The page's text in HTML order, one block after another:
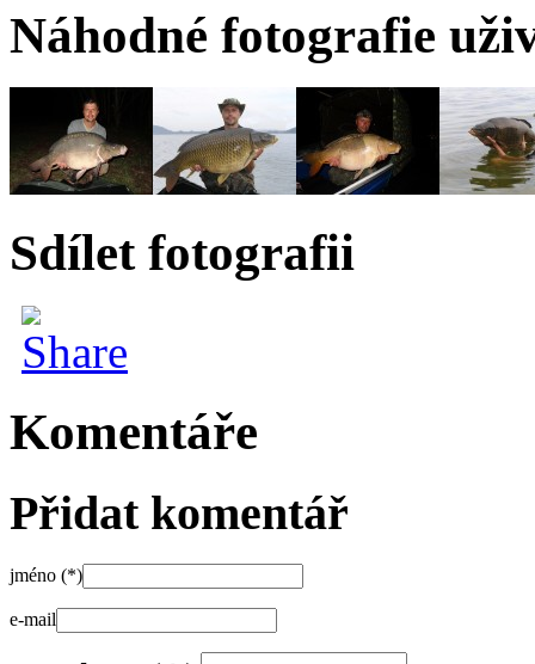
Náhodné fotografie
Sdílet fotografii
Komentáře
Přidat komentář
jméno (*)
e-mail